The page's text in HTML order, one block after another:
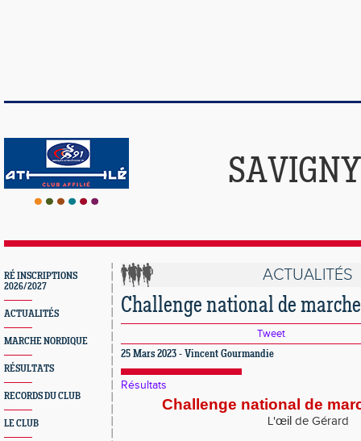
RÉ INSCRIPTIONS
2026/2027
ACTUALITÉS
MARCHE NORDIQUE
RÉSULTATS
RECORDS DU CLUB
LE CLUB
ACTUALITÉS
Challenge national de
Tweet
25 Mars 2023 - Vincent Gourmandie
Résultats
Challenge national de
L'œil de Gérard